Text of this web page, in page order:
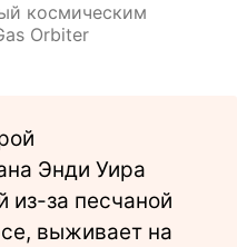
космическим
Orbiter
Энди Уира
из-за песчаной
выживает на